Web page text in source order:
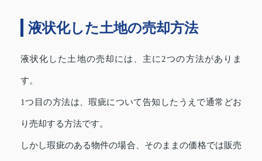
液状化した土地の売却方法
液状化した土地の売却には、主に2つの方法がありま
す。
1つ目の方法は、瑕疵について告知したうえで通常どお
り売却する方法です。
しかし瑕疵のある物件の場合、そのままの価格では販売